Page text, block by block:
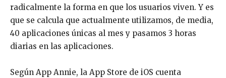
radicalmente la forma en que los usuarios viven. Y es
que se calcula que actualmente utilizamos, de media,
40 aplicaciones únicas al mes y pasamos 3 horas
diarias en las aplicaciones.
Según App Annie, la App Store de iOS cuenta